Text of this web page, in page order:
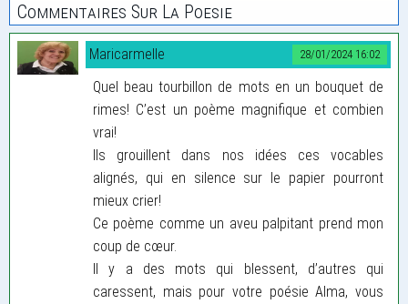
Commentaires Sur La Poesie
28/01/2024 16:02
Maricarmelle
Quel beau tourbillon de mots en un bouquet de
rimes! C’est un poème magnifique et combien
vrai!
Ils grouillent dans nos idées ces vocables
alignés, qui en silence sur le papier pourront
mieux crier!
Ce poème comme un aveu palpitant prend mon
coup de cœur.
Il y a des mots qui blessent, d’autres qui
caressent, mais pour votre poésie Alma, vous